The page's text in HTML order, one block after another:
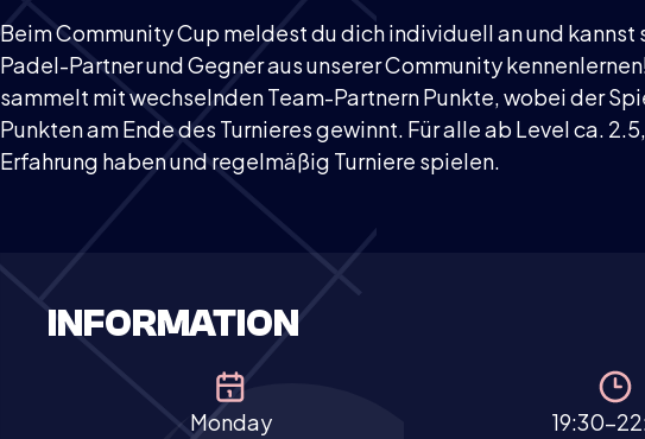
Beim Community Cup meldest du dich individuell an und kannst
Padel-Partner und Gegner aus unserer Community
sammelt mit wechselnden Team-Partnern Punkte, wobei der
Punkten am Ende des Turnieres gewinnt. Für alle ab Level ca.
Erfahrung haben und regelmäßig Turniere spielen.
INFORMATION
Monday
19:30-